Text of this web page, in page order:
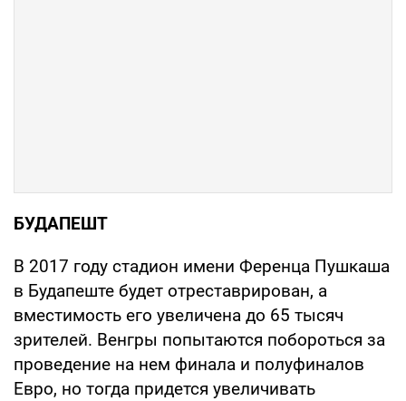
БУДАПЕШТ
В 2017 году стадион имени Ференца Пушкаша
в Будапеште будет отреставрирован, а
вместимость его увеличена до 65 тысяч
зрителей. Венгры попытаются побороться за
проведение на нем финала и полуфиналов
Евро, но тогда придется увеличивать